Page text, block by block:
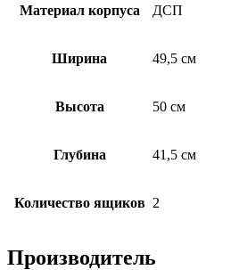
Материал корпуса ДСП
Ширина 49,5 см
Высота 50 см
Глубина 41,5 см
Количество ящиков 2
Производитель